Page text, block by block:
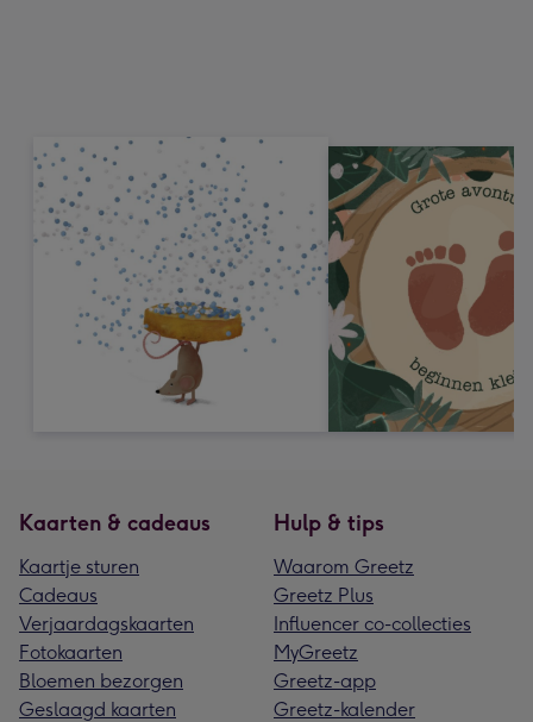
Kaarten & cadeaus
Kaartje sturen
Cadeaus
Verjaardagskaarten
Fotokaarten
Bloemen bezorgen
Geslaagd kaarten
Hulp & tips
Waarom Greetz
Greetz Plus
Influencer co-collecties
MyGreetz
Greetz-app
Greetz-kalender